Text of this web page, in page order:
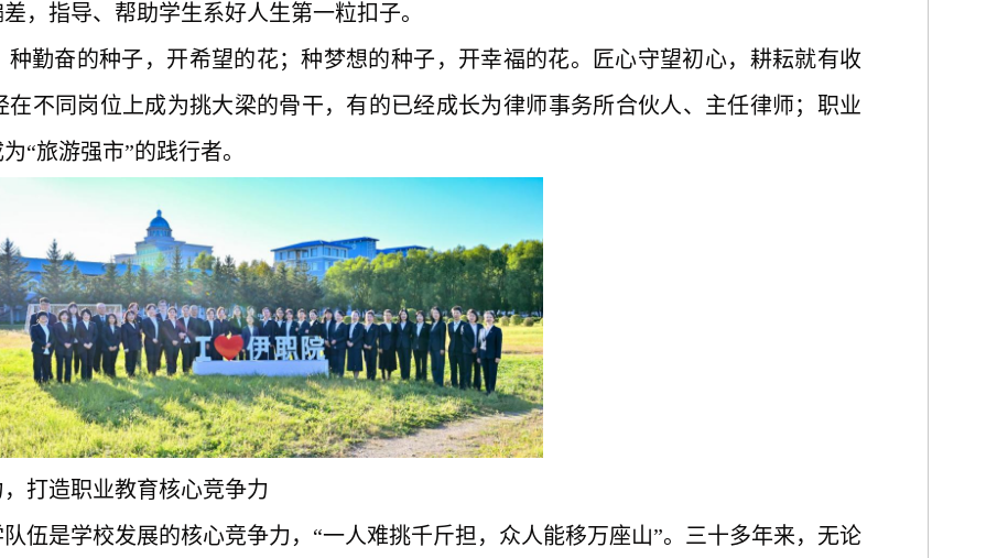
，指导、帮助学生系好人生第一粒扣子。
勤奋的种子，开希望的花；种梦想的种子，开幸福的花。匠心守望初心， 耕耘就有收
在不同岗位上成为挑大梁的骨干，有的已经成长为律师事务所合伙人、主任律师；职业
“旅游强市”的践行者。
打造职业教育核心竞争力
伍是学校发展的核心竞争力， “一人难挑千斤担，众人能移万座山”。 三十多年来，无论